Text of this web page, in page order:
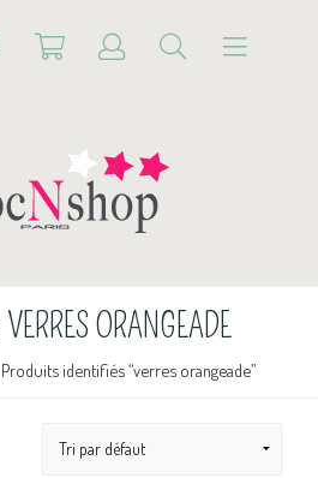
VERRES ORANGEADE
Produits identifiés “verres orangeade”